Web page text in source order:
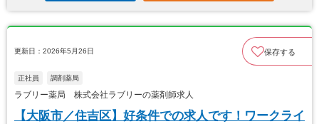
更新日：2026年5月26日 保存する
正社員 調剤薬局
ラブリー薬局 株式会社ラブリーの薬剤師求人
【大阪市／住吉区】好条件での求人です！ワークライ